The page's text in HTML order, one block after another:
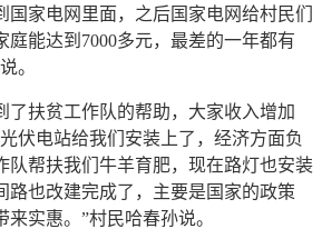
国家电网里面，之后国家电网给村民们
庭能达到7000多元，最差的一年都有
。
扶贫工作队的帮助，大家收入增加
伏电站给我们安装上了，经济方面负
队帮扶我们牛羊育肥，现在路灯也安装
路也改建完成了，主要是国家的政策
实惠。”村民哈春孙说。